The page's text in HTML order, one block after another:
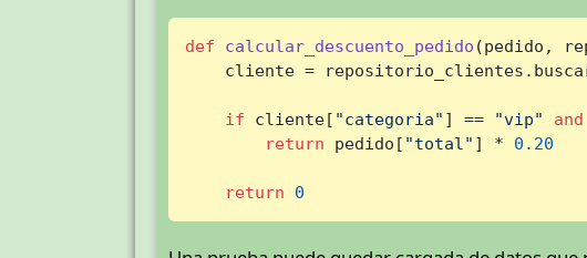
def calcular_descuento_pedido (pedido,
cliente =
if cliente[ "categoria" ] == "vip" and
return pedido[ "total" ] * 0.20
return 0